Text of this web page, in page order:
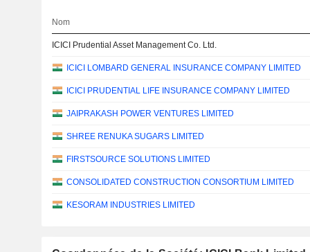
Nom
ICICI Prudential Asset Management Co. Ltd.
ICICI LOMBARD GENERAL INSURANCE COMPANY LIMITED
ICICI PRUDENTIAL LIFE INSURANCE COMPANY LIMITED
JAIPRAKASH POWER VENTURES LIMITED
SHREE RENUKA SUGARS LIMITED
FIRSTSOURCE SOLUTIONS LIMITED
CONSOLIDATED CONSTRUCTION CONSORTIUM LIMITED
KESORAM INDUSTRIES LIMITED